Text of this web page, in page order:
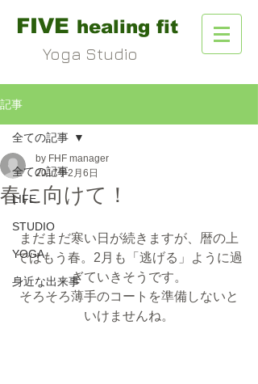
FIVE healing fit
Yoga Studio
記事
全ての記事
LIFE
STUDIO
YOGA
身近な出来事
全ての記事
春に向けて！
by FHF manager
2017年2月6日
まだまだ寒い日が続きますが、暦の上
ではもう春。2月も「逃げる」ように過
ぎていきそうです。
そろそろ薄手のコートを準備しないと
いけませんね。